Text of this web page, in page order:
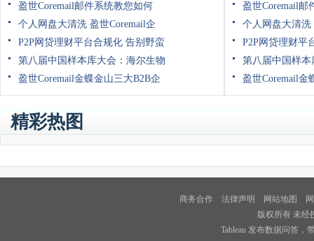
盈世Coremail邮件系统教您如何
个人网盘大清洗 盈世Coremail企
P2P网贷理财平台合规化 告别野蛮
第八届中国样本库大会：海尔生物
盈世Coremail金蝶金山三大B2B企
盈世Coremail邮
个人网盘大清洗
P2P网贷理财平
第八届中国样
盈世Coremail金
精彩热图
商务合作 法律声明 网站地图
版权所有 未经
Tableau 发布数据问答，